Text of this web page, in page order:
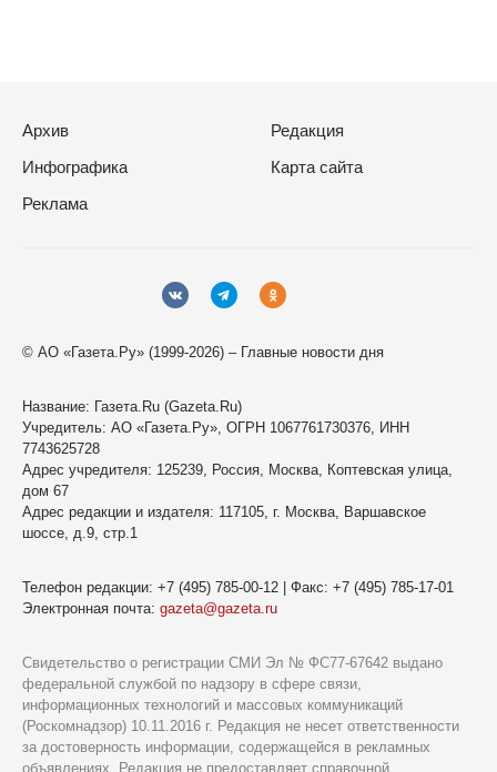
Архив
Редакция
Инфографика
Карта сайта
Реклама
© АО «Газета.Ру» (1999-2026) – Главные новости дня
Название: Газета.Ru (Gazeta.Ru)
Учредитель: АО «Газета.Ру», ОГРН 1067761730376, ИНН
7743625728
Адрес учредителя: 125239, Россия, Москва, Коптевская улица,
дом 67
Адрес редакции и издателя: 117105, г. Москва, Варшавское
шоссе, д.9, стр.1
Телефон редакции: +7 (495) 785-00-12 | Факс: +7 (495) 785-17-01
Электронная почта: gazeta@gazeta.ru
Свидетельство о регистрации СМИ Эл № ФС77-67642 выдано
федеральной службой по надзору в сфере связи,
информационных технологий и массовых коммуникаций
(Роскомнадзор) 10.11.2016 г. Редакция не несет ответственности
за достоверность информации, содержащейся в рекламных
объявлениях. Редакция не предоставляет справочной